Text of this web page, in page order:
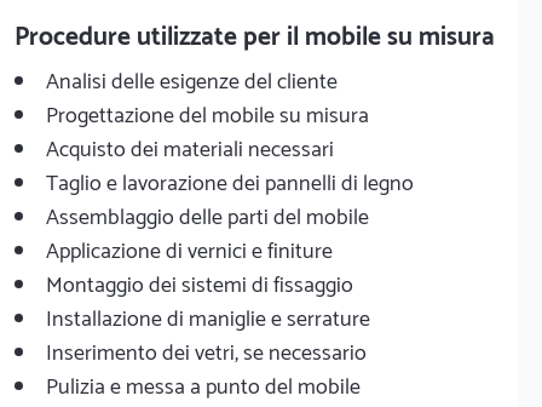
Procedure utilizzate per il mobile su misura
Analisi delle esigenze del cliente
Progettazione del mobile su misura
Acquisto dei materiali necessari
Taglio e lavorazione dei pannelli di legno
Assemblaggio delle parti del mobile
Applicazione di vernici e finiture
Montaggio dei sistemi di fissaggio
Installazione di maniglie e serrature
Inserimento dei vetri, se necessario
Pulizia e messa a punto del mobile